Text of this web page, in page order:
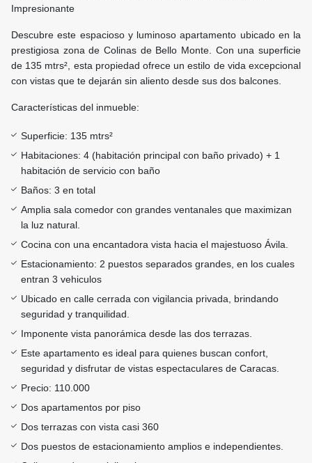
Impresionante
Descubre este espacioso y luminoso apartamento ubicado en la
prestigiosa zona de Colinas de Bello Monte. Con una superficie
de 135 mtrs², esta propiedad ofrece un estilo de vida excepcional
con vistas que te dejarán sin aliento desde sus dos balcones.
Características del inmueble:
Superficie: 135 mtrs²
Habitaciones: 4 (habitación principal con baño privado) + 1
habitación de servicio con baño
Baños: 3 en total
Amplia sala comedor con grandes ventanales que maximizan
la luz natural.
Cocina con una encantadora vista hacia el majestuoso Ávila.
Estacionamiento: 2 puestos separados grandes, en los cuales
entran 3 vehiculos
Ubicado en calle cerrada con vigilancia privada, brindando
seguridad y tranquilidad.
Imponente vista panorámica desde las dos terrazas.
Este apartamento es ideal para quienes buscan confort,
seguridad y disfrutar de vistas espectaculares de Caracas.
Precio: 110.000
Dos apartamentos por piso
Dos terrazas con vista casi 360
Dos puestos de estacionamiento amplios e independientes.